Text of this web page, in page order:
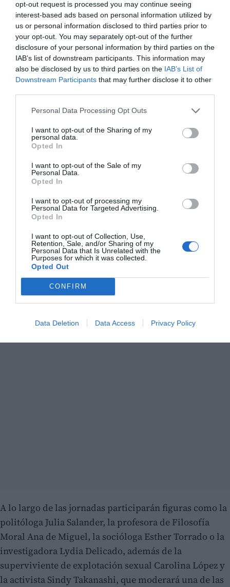
opt-out request is processed you may continue seeing
interest-based ads based on personal information utilized by
us or personal information disclosed to third parties prior to
your opt-out. You may separately opt-out of the further
disclosure of your personal information by third parties on the
IAB’s list of downstream participants. This information may
also be disclosed by us to third parties on the IAB’s List of
Downstream Participants that may further disclose it to other
Personal Data Processing Opt Outs
I want to opt-out of the Sharing of my
personal data.
Opted In
I want to opt-out of the Sale of my
Personal Data.
Opted In
I want to opt-out of processing my
Personal Data for Targeted Advertising.
Opted In
I want to opt-out of Collection, Use,
Retention, Sale, and/or Sharing of my
Personal Data that Is Unrelated with the
Purposes for which it was collected.
Opted Out
CONFIRM
Data Deletion Data Access Privacy Policy
Debate, expertas y supervivientes
El Feminario contará con un programa de ponencias y
mesas de debate bajo el título “Prostitución. El
abolicionismo como respuesta”. La cita se abrirá con
la proyección del documental “Abril, hoy no es
invierno”, de Mabel Lozano, que aborda un caso de
violencia sexual sobre una menor con discapacidad.
A lo largo de las jornadas participarán figuras como la
politóloga Julia Salander, la profesora de Filosofía
Moral Ana de Miguel, la socióloga Esther Torrado o la
investigadora Lydia Delicado, además de la
superviviente de explotación sexual Carolina López y
la activista Sindy Takanashi, que moderará una de las